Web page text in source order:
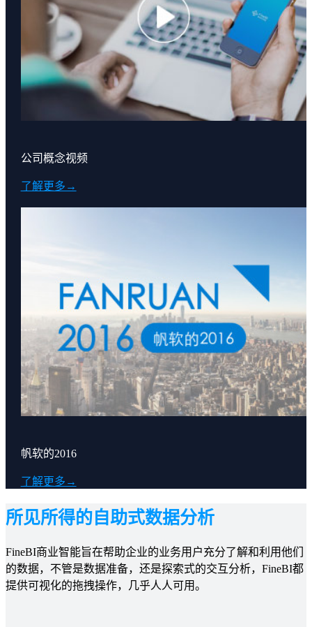
公司概念视频
了解更多→
帆软的2016
了解更多→
所见所得的自助式数据分析
FineBI商业智能旨在帮助企业的业务用户充分了解和利用他们
的数据，不管是数据准备，还是探索式的交互分析，FineBI都
提供可视化的拖拽操作，几乎人人可用。